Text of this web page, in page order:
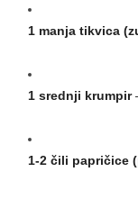
1 manja tikvica
1 srednji krumpir
1-2 čili papričice